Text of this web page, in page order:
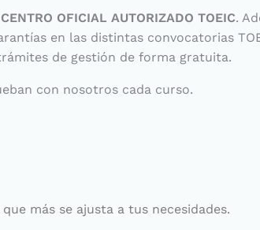
CENTRO OFICIAL AUTORIZADO TOEIC.
en las distintas convocatorias
de gestión de forma gratuita.
con nosotros cada curso.
que más se ajusta a tus necesidades.